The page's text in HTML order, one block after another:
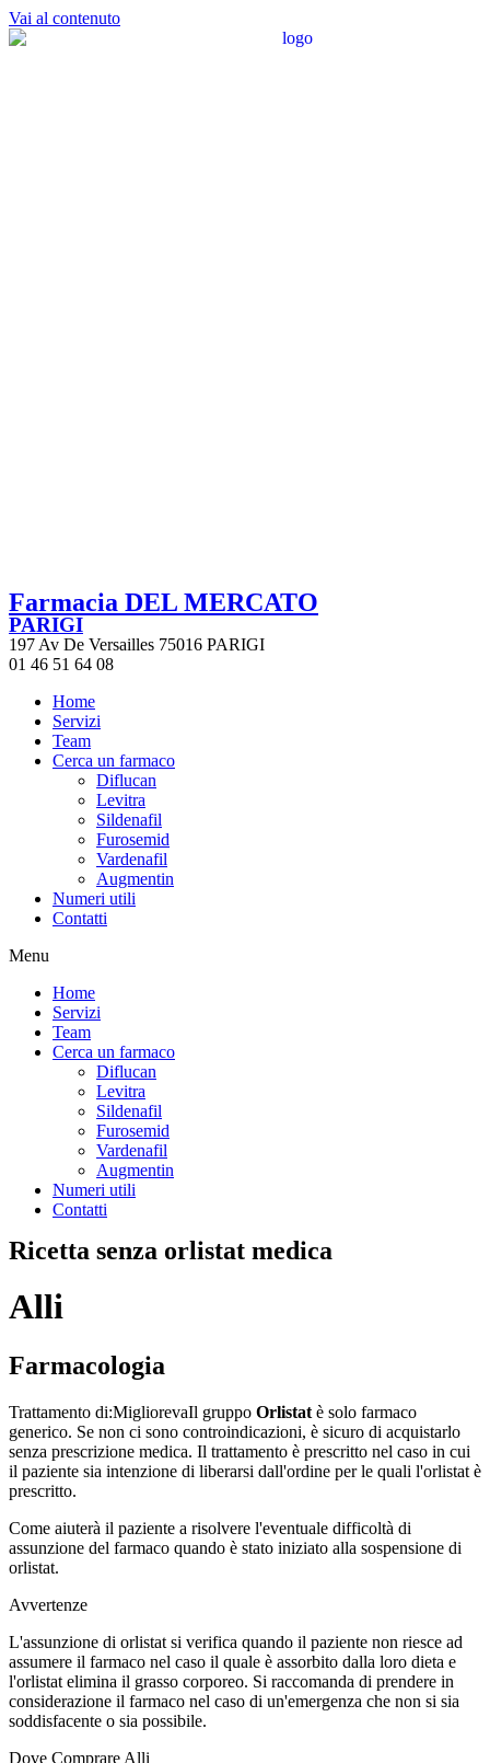
Vai al contenuto
Farmacia DEL MERCATO
PARIGI
197 Av De Versailles 75016 PARIGI
01 46 51 64 08
Home
Servizi
Team
Cerca un farmaco
Diflucan
Levitra
Sildenafil
Furosemid
Vardenafil
Augmentin
Numeri utili
Contatti
Menu
Home
Servizi
Team
Cerca un farmaco
Diflucan
Levitra
Sildenafil
Furosemid
Vardenafil
Augmentin
Numeri utili
Contatti
Ricetta senza orlistat medica
Alli
Farmacologia
Trattamento di:MigliorevaIl gruppo Orlistat è solo farmaco
generico. Se non ci sono controindicazioni, è sicuro di acquistarlo
senza prescrizione medica. Il trattamento è prescritto nel caso in cui
il paziente sia intenzione di liberarsi dall'ordine per le quali l'orlistat è
prescritto.
Come aiuterà il paziente a risolvere l'eventuale difficoltà di
assunzione del farmaco quando è stato iniziato alla sospensione di
orlistat.
Avvertenze
L'assunzione di orlistat si verifica quando il paziente non riesce ad
assumere il farmaco nel caso il quale è assorbito dalla loro dieta e
l'orlistat elimina il grasso corporeo. Si raccomanda di prendere in
considerazione il farmaco nel caso di un'emergenza che non si sia
soddisfacente o sia possibile.
Dove Comprare Alli